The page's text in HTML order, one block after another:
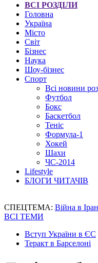
ВСІ РОЗДІЛИ
Головна
Україна
Місто
Світ
Бізнес
Наука
Шоу-бізнес
Спорт
Всі новини
Футбол
Бокс
Баскетбол
Теніс
Формула-1
Хокей
Шахи
ЧС-2014
Lifestyle
БЛОГИ ЧИТАЧІВ
СПЕЦТЕМА: Війна в
ВСІ ТЕМИ
Вступ України в ЄС
Теракт в Барселоні